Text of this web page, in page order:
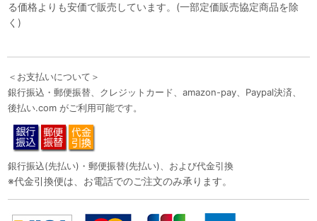
る価格よりも安価で販売しています。(一部定価販売協定商品を除
く)
＜お支払いについて＞
銀行振込・郵便振替、クレジットカード、amazon-pay、Paypal決済、
後払い.com がご利用可能です。
銀行振込(先払い)・郵便振替(先払い)、および代金引換
※代金引換便は、お電話でのご注文のみ承ります。